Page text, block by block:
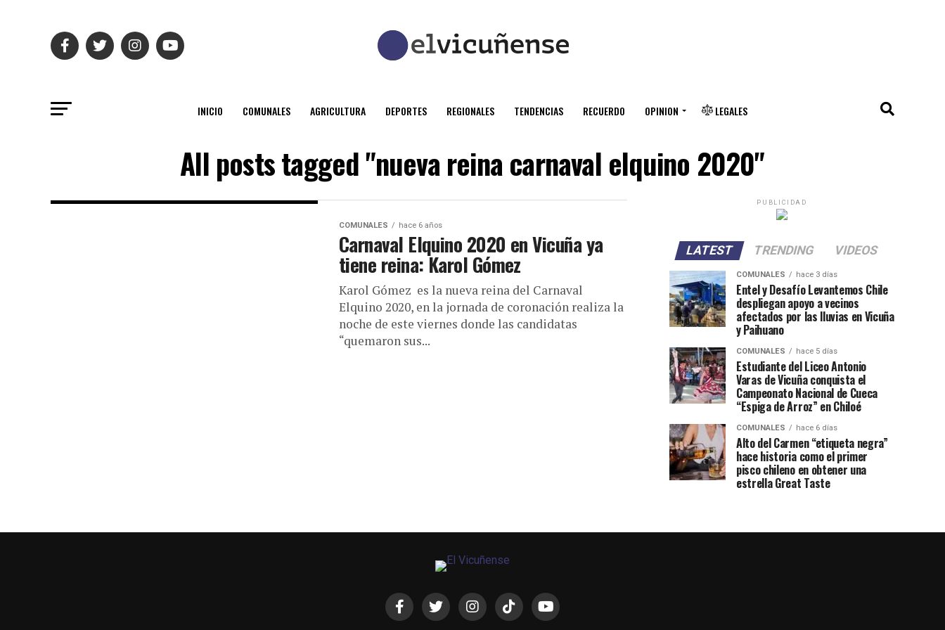
INICIO COMUNALES AGRICULTURA DEPORTES REGIONALES TENDENCIAS RECUERDO OPINION LEGALES
All posts tagged "nueva reina carnaval elquino 2020"
COMUNALES hace 6 años
Carnaval Elquino 2020 en Vicuña ya
tiene reina: Karol Gómez
Karol Gómez es la nueva reina del Carnaval
Elquino 2020, en la jornada de coronación realiza la
noche de este viernes donde las candidatas
“quemaron sus...
PUBLICIDAD
LATEST TRENDING VIDEOS
COMUNALES hace 3 días
Entel y Desafío Levantemos Chile
despliegan apoyo a vecinos
afectados por las lluvias en Vicuña
y Paihuano
COMUNALES hace 5 días
Estudiante del Liceo Antonio
Varas de Vicuña conquista el
Campeonato Nacional de Cueca
“Espiga de Arroz” en Chiloé
COMUNALES hace 6 días
Alto del Carmen “etiqueta negra”
hace historia como el primer
pisco chileno en obtener una
estrella Great Taste